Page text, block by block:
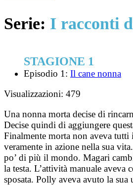
Serie: I racconti
STAGIONE 1
Episodio 1: Il cane nonna
Visualizzazioni: 479
Una nonna morta decise di
Decise quindi di aggiungere
Finalmente morta non aveva
veramente in azione nella sua
po’ di più il mondo. Magari
la testa. L’attività manuale aveva
sposata. Polly aveva avuto la